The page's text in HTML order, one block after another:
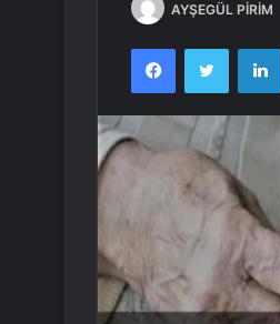
AYŞEGÜL PİRİM
FacebookTwitter